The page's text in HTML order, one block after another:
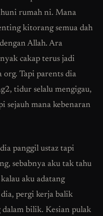
rumah ni. Mana
kitorang semua dah
Allah. Ara
cakap terus jadi
org. Tapi parents dia
tidur selalu mengigau,
sejauh mana kebenaran
panggil ustaz tapi
sebabnya aku tak tahu
aku adatang
pergi kerja balik
bilik. Kesian pulak